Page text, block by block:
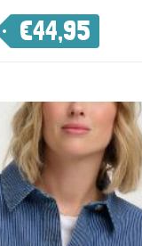
€44,95